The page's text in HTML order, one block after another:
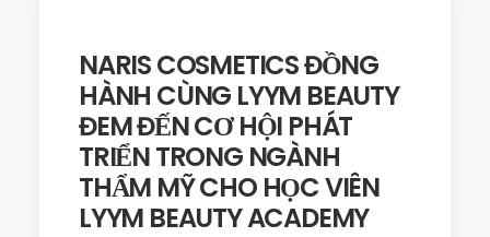
NARIS COSMETICS ĐỒNG
HÀNH CÙNG LYYM BEAUTY
ĐEM ĐẾN CƠ HỘI PHÁT
TRIỂN TRONG NGÀNH
THẨM MỸ CHO HỌC VIÊN
LYYM BEAUTY ACADEMY